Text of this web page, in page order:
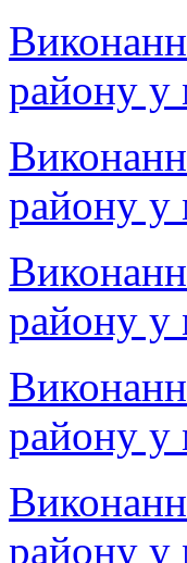
району у
району у
району у
району у
району у